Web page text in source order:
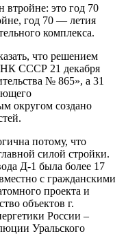
втройне: это год 70
год 70 — летия
комплекса.
что решением
СССР 21 декабря
№ 865», а 31
округом создано
потому, что
силой стройки.
Д-1 была более 17
с гражданскими
проекта и
объектов г.
России –
Уральского